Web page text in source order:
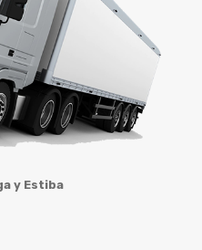
y Estiba